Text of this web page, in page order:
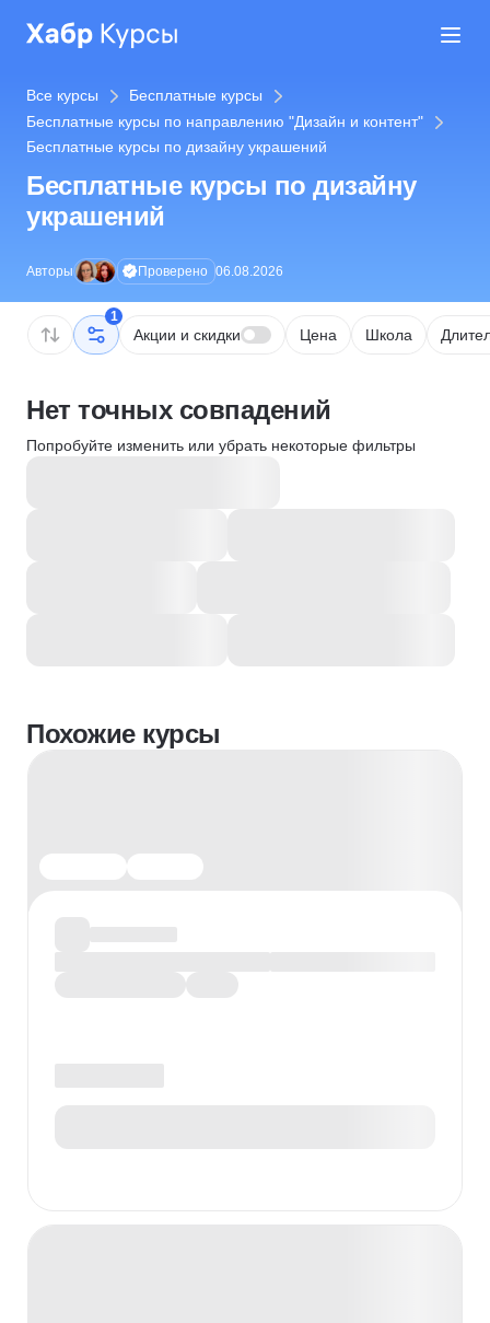
Все курсы
Бесплатные курсы
Бесплатные курсы по направлению "Дизайн и контент"
Бесплатные курсы по дизайну украшений
Бесплатные курсы по дизайну
украшений
Авторы Проверено 06.08.2026
1
Акции и скидки Цена Школа
Нет точных совпадений
Попробуйте изменить или убрать некоторые фильтры
Похожие курсы